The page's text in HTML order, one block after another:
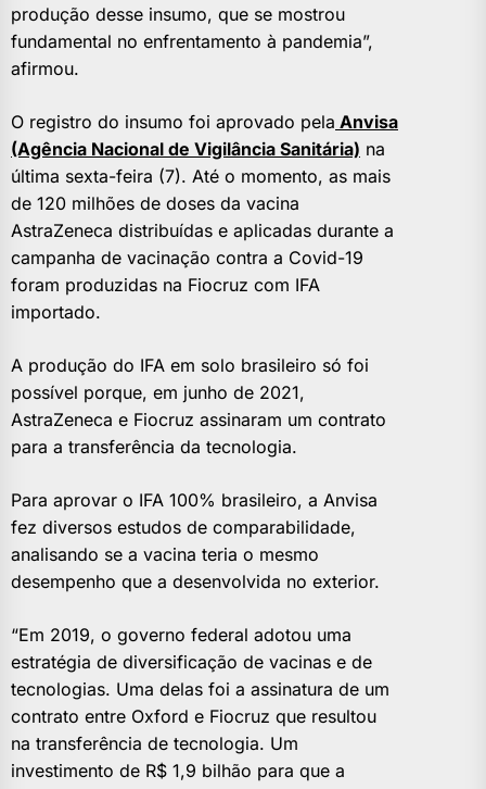
produção desse insumo, que se mostrou
fundamental no enfrentamento à pandemia”,
afirmou.
O registro do insumo foi aprovado pela Anvisa
(Agência Nacional de Vigilância Sanitária) na
última sexta-feira (7). Até o momento, as mais
de 120 milhões de doses da vacina
AstraZeneca distribuídas e aplicadas durante a
campanha de vacinação contra a Covid-19
foram produzidas na Fiocruz com IFA
importado.
A produção do IFA em solo brasileiro só foi
possível porque, em junho de 2021,
AstraZeneca e Fiocruz assinaram um contrato
para a transferência da tecnologia.
Para aprovar o IFA 100% brasileiro, a Anvisa
fez diversos estudos de comparabilidade,
analisando se a vacina teria o mesmo
desempenho que a desenvolvida no exterior.
“Em 2019, o governo federal adotou uma
estratégia de diversificação de vacinas e de
tecnologias. Uma delas foi a assinatura de um
contrato entre Oxford e Fiocruz que resultou
na transferência de tecnologia. Um
investimento de R$ 1,9 bilhão para que a